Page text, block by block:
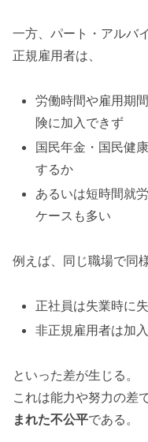
一方、パート・アルバ
正規雇用者は、
労働時間や雇用期
険に加入できず
国民年金・国民健
するか
あるいは短時間就
ケースも多い
例えば、同じ職場で同
正社員は失業時に
非正規雇用者は加
といった差が生じる。
これは能力や努力の差
まれた不公平である。